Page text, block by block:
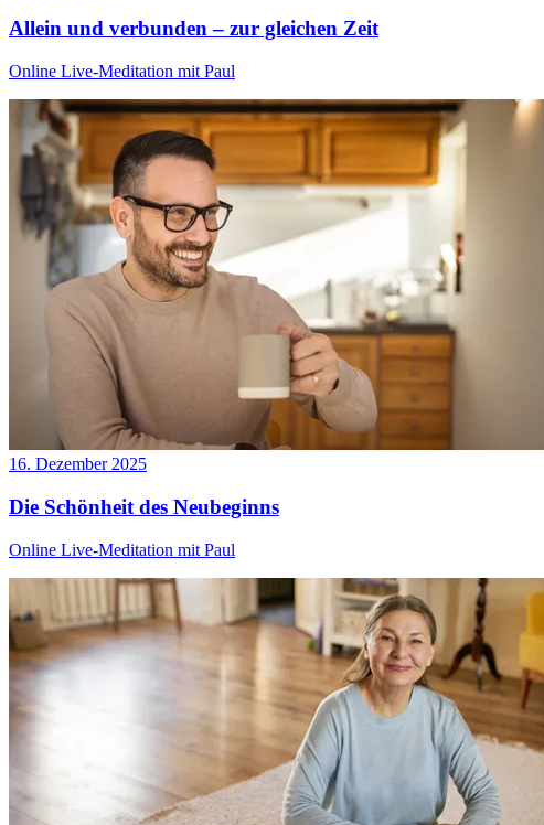
Allein und verbunden – zur gleichen Zeit
Online Live-Meditation mit Paul
16. Dezember 2025
Die Schönheit des Neubeginns
Online Live-Meditation mit Paul